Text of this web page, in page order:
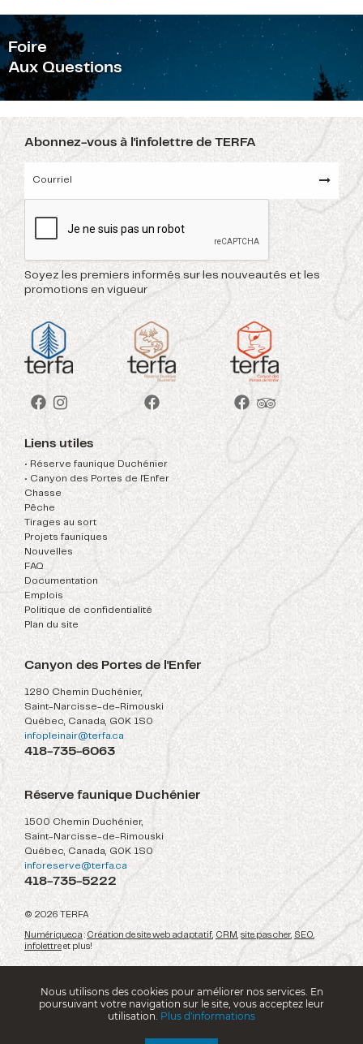
Foire
Aux Questions
Abonnez-vous à l'infolettre de TERFA
Soyez les premiers informés sur les nouveautés et les
promotions en vigueur
Liens utiles
• Réserve faunique Duchénier
Nouvelles
• Canyon des Portes de l'Enfer
FAQ
Chasse
Documentation
Pêche
Emplois
Tirages au sort
Politique de confidentialité
Projets fauniques
Plan du site
Canyon des Portes de l'Enfer
1280 Chemin Duchénier,
Saint-Narcisse-de-Rimouski
Québec, Canada, G0K 1S0
infopleinair@terfa.ca
418-735-6063
Réserve faunique Duchénier
1500 Chemin Duchénier,
Saint-Narcisse-de-Rimouski
Québec, Canada, G0K 1S0
inforeserve@terfa.ca
418-735-5222
© 2026 TERFA
Numérique.ca : Création de site web adaptatif CRM site pas cher, SEO
infolettre et plus!
Nous utilisons des cookies pour améliorer nos services. En
poursuivant votre navigation sur le site, vous acceptez leur
utilisation. Plus d'informations